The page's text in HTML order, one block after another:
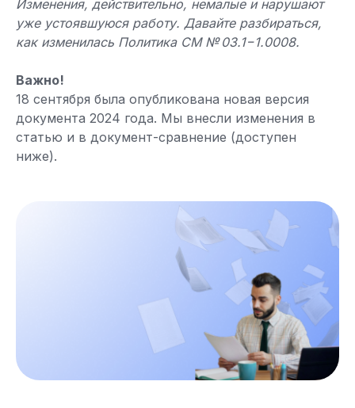
Изменения, действительно, немалые и нарушают
уже устоявшуюся работу. Давайте разбираться,
как изменилась Политика СМ № 03.1−1.0008.
Важно!
18 сентября была опубликована новая версия
документа 2024 года. Мы внесли изменения в
статью и в документ-сравнение (доступен
ниже).